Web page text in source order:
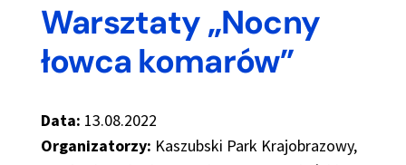
Warsztaty „Nocny
łowca komarów”
Data: 13.08.2022
Organizatorzy: Kaszubski Park Krajobrazowy,